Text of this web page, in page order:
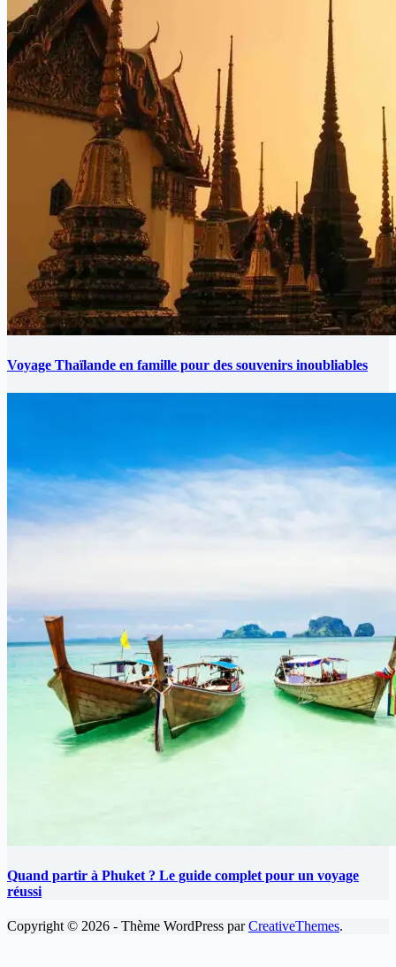
Voyage Thaïlande en famille pour des souvenirs inoubliables
Quand partir à Phuket ? Le guide complet pour un voyage
réussi
Copyright © 2026 - Thème WordPress parCreativeThemes.